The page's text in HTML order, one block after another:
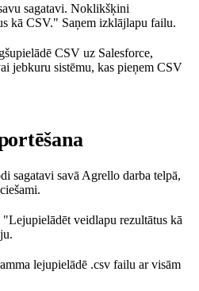
sagatavi. Noklikšķini
kā CSV." Saņem izklājlapu failu.
CSV uz Salesforce,
jebkuru sistēmu, kas pieņem CSV
sagatavi savā Agrello darba telpā,
veidlapu rezultātus kā
lejupielādē .csv failu ar visām